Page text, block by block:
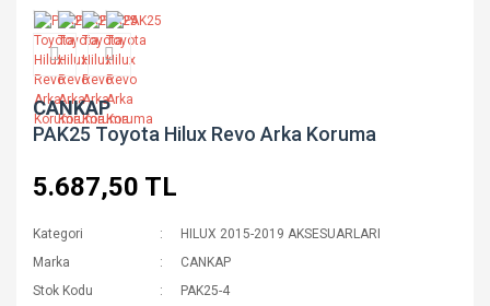
CANKAP
PAK25 Toyota Hilux Revo Arka Koruma
5.687,50 TL
Kategori
HILUX 2015-2019 AKSESUARLARI
Marka
CANKAP
Stok Kodu
PAK25-4